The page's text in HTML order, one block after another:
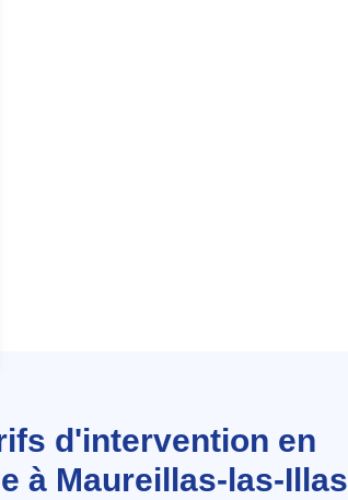
d'intervention en
à Maureillas-las-Illas